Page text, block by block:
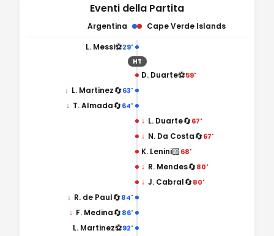
Eventi della Partita
Argentina Cape Verde Islands
29'
⚽
L. Messi
HT
D. Duarte⚽59'
63'
🔄
↓ L. Martinez
64'
🔄
↓ T. Almada
↓ L. Duarte🔄67'
↓ N. Da Costa🔄67'
K. Lenini🟨68'
↓ R. Mendes🔄80'
↓ J. Cabral🔄80'
84'
🔄
↓ R. de Paul
86'
🔄
↓ F. Medina
92'
⚽
L. Martinez